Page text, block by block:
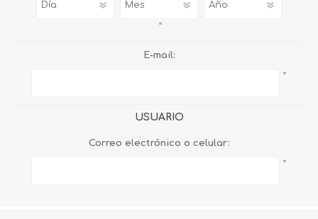
*
E-mail:
*
USUARIO
Correo electrónico o celular:
*